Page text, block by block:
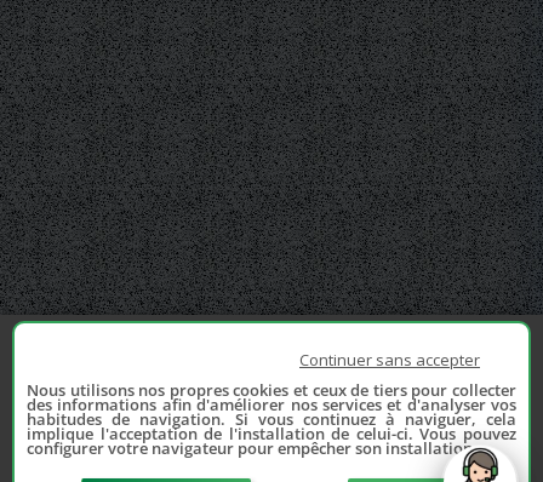
Continuer sans accepter
Nous utilisons nos propres cookies et ceux de tiers pour collecter
des informations afin d'améliorer nos services et d'analyser vos
habitudes de navigation. Si vous continuez à naviguer, cela
implique l'acceptation de l'installation de celui-ci. Vous pouvez
configurer votre navigateur pour empêcher son installation.